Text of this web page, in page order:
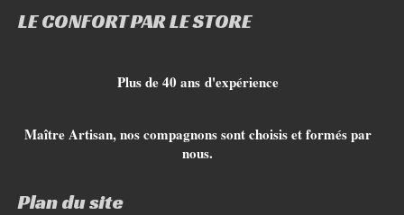
LE CONFORT PAR LE STORE
Plus de 40 ans d'expérience
Maître Artisan, nos compagnons sont choisis et formés par
nous.
Plan du site